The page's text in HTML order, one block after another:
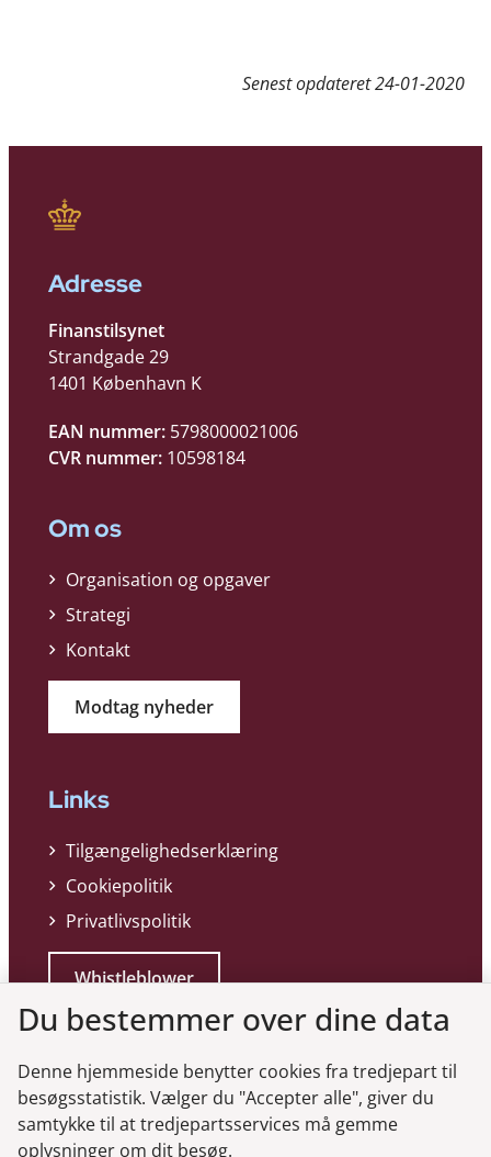
Senest opdateret24-01-2020
Adresse
Finanstilsynet
Strandgade 29
1401 København K
EAN nummer: 5798000021006
CVR nummer: 10598184
Om os
Organisation og opgaver
Strategi
Kontakt
Modtag nyheder
Links
Tilgængelighedserklæring
Cookiepolitik
Privatlivspolitik
Whistleblower
Du bestemmer over dine data
Denne hjemmeside benytter cookies fra tredjepart til
besøgsstatistik. Vælger du "Accepter alle", giver du
samtykke til at tredjepartsservices må gemme
oplysninger om dit besøg.